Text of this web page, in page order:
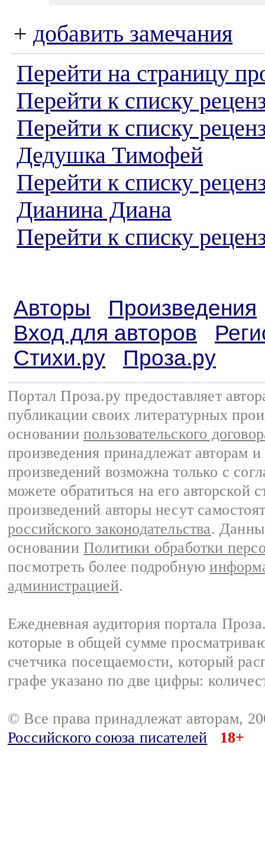
+ добавить замечания
Перейти на страницу
Перейти к списку
Перейти к списку
Дедушка Тимофей
Перейти к списку
Дианина Диана
Перейти к списку
Авторы
Произведения
Вход для авторов
Стихи.ру
Проза.ру
Портал Проза.ру предоставляет
публикации своих литературных
основании пользовательского
произведения принадлежат авторам
произведений возможна только с
можете обратиться на его авторской
произведений авторы несут
российского законодательства.
основании Политики обработки
посмотреть более подробную
администрацией.
Ежедневная аудитория портала
которые в общей сумме
счетчика посещаемости, который
графе указано по две цифры:
© Все права принадлежат авторам,
Российского союза писателей
18+